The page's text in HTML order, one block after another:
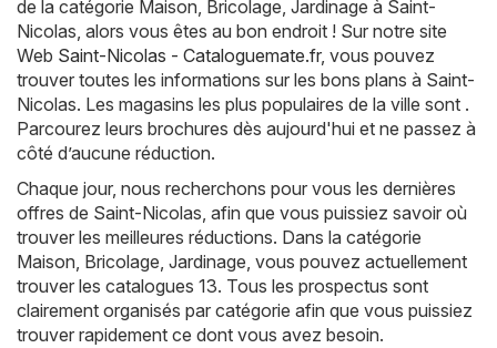
de la catégorie Maison, Bricolage, Jardinage à Saint-
Nicolas, alors vous êtes au bon endroit ! Sur notre site
Web Saint-Nicolas - Cataloguemate.fr, vous pouvez
trouver toutes les informations sur les bons plans à Saint-
Nicolas. Les magasins les plus populaires de la ville sont .
Parcourez leurs brochures dès aujourd'hui et ne passez à
côté d’aucune réduction.
Chaque jour, nous recherchons pour vous les dernières
offres de Saint-Nicolas, afin que vous puissiez savoir où
trouver les meilleures réductions. Dans la catégorie
Maison, Bricolage, Jardinage, vous pouvez actuellement
trouver les catalogues 13. Tous les prospectus sont
clairement organisés par catégorie afin que vous puissiez
trouver rapidement ce dont vous avez besoin.